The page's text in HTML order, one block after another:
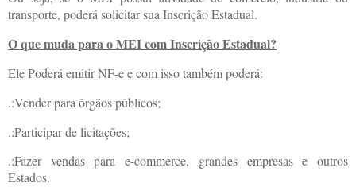
transporte, poderá solicitar sua Inscrição Estadual.
O que muda para o MEI com Inscrição Estadual?
Ele Poderá emitir NF-e e com isso também poderá:
.:Vender para órgãos públicos;
.:Participar de licitações;
.:Fazer vendas para e-commerce, grandes empresas e outros
Estados.